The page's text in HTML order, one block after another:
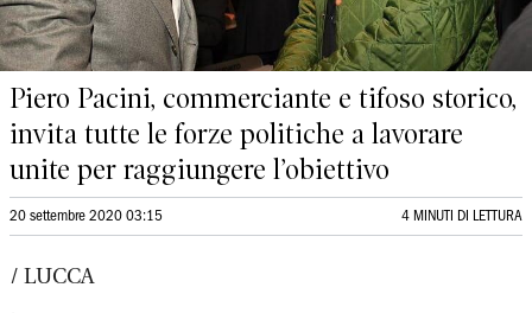
Piero Pacini, commerciante e tifoso storico,
invita tutte le forze politiche a lavorare
unite per raggiungere l’obiettivo
20 settembre 2020 03:15 4 MINUTI DI LETTURA
/ LUCCA